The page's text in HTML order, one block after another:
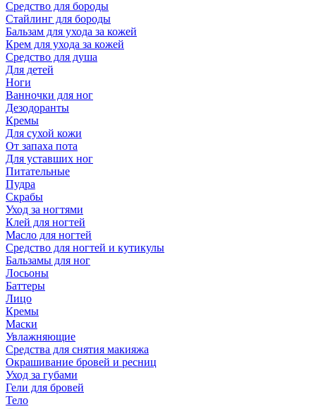
Средство для бороды
Стайлинг для бороды
Бальзам для ухода за кожей
Крем для ухода за кожей
Средство для душа
Для детей
Ноги
Ванночки для ног
Дезодоранты
Кремы
Для сухой кожи
От запаха пота
Для уставших ног
Питательные
Пудра
Скрабы
Уход за ногтями
Клей для ногтей
Масло для ногтей
Средство для ногтей и кутикулы
Бальзамы для ног
Лосьоны
Баттеры
Лицо
Кремы
Маски
Увлажняющие
Средства для снятия макияжа
Окрашивание бровей и ресниц
Уход за губами
Гели для бровей
Тело